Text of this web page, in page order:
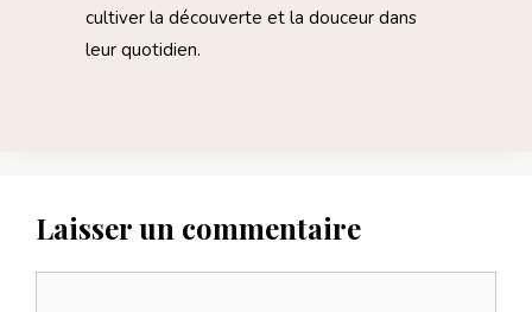
cultiver la découverte et la douceur dans
leur quotidien.
Laisser un commentaire